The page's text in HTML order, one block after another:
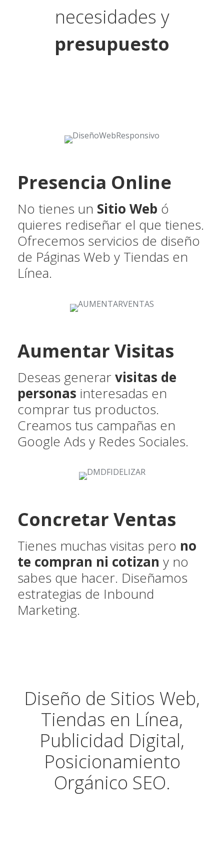
necesidades y
presupuesto
Presencia Online
No tienes un Sitio Web ó
quieres rediseñar el que tienes.
Ofrecemos servicios de diseño
de Páginas Web y Tiendas en
Línea.
Aumentar Visitas
Deseas generarvisitas de
personas interesadas en
comprar tus productos.
Creamos tus campañas en
Google Ads y Redes Sociales.
Concretar Ventas
Tienes muchas visitas pero no
te compran ni cotizan y no
sabes que hacer. Diseñamos
estrategias de Inbound
Marketing.
Diseño de Sitios Web,
Tiendas en Línea,
Publicidad Digital,
Posicionamiento
Orgánico SEO.